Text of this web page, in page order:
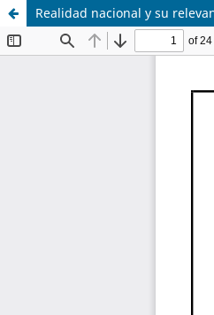
Realidad nacional y su